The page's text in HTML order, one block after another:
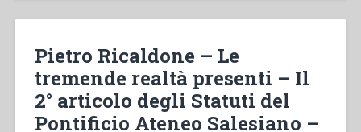
Norme
in
caso
Pietro Ricaldone – Le
tremende realtà presenti – Il
2° articolo degli Statuti del
Pontificio Ateneo Salesiano –